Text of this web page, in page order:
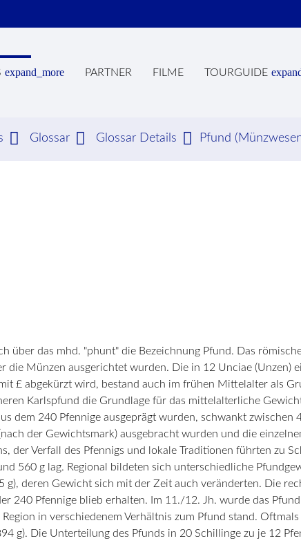
expand_more PARTNER FILME TOURGUIDE
Glossar Glossar Details Pfund
über das mhd. "phunt" die Bezeichnung Pfund. Das
die Münzen ausgerichtet wurden. Die in 12 Unciae (Unzen)
£ abgekürzt wird, bestand auch im frühen Mittelalter als
Karlspfund die Grundlage für das mittelalterliche
dem 240 Pfennige ausgeprägt wurden, schwankt zwischen
der Gewichtsmark) ausgebracht wurden und die
der Verfall des Pfennigs und lokale Traditionen führten zu
560 g lag. Regional bildeten sich unterschiedliche
g), deren Gewicht sich mit der Zeit auch veränderten. Die
240 Pfennige blieb erhalten. Im 11./12. Jh. wurde das
in verschiedenem Verhältnis zum Pfund stand.
g). Die Unterteilung des Pfunds in 20 Schillinge zu je 12